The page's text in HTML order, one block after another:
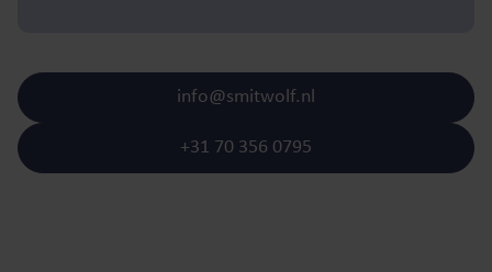
+31 70 356 0795
info@smitwolf.nl